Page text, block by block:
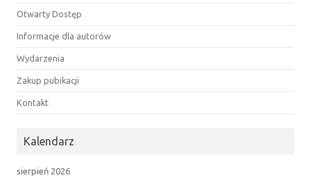
Otwarty Dostęp
Informacje dla autorów
Wydarzenia
Zakup pubikacji
Kontakt
Kalendarz
sierpień 2026